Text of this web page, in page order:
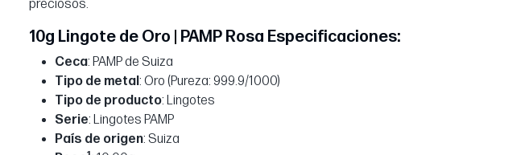
preciosos.
10g Lingote de Oro | PAMP Rosa Especificaciones:
Ceca: PAMP de Suiza
Tipo de metal: Oro (Pureza: 999.9/1000)
Tipo de producto: Lingotes
Serie: Lingotes PAMP
País de origen: Suiza